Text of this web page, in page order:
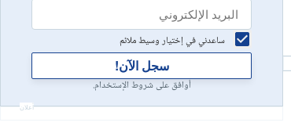
ساعدني في إختيار وسيط ملائم
سجل الآن!
أوافق على شروط الإستخدام.
أعلان